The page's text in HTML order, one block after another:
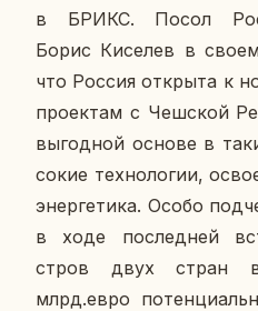
в БРИКС. Посол
Борис Ки­се­лев в
что Россия от­кры­та к
про­ек­там с Чеш­ской
вы­год­ной основе в
со­кие тех­но­ло­гии,
энер­ге­ти­ка. Особо
в ходе по­след­ней
стров двух стран
млрд.евро